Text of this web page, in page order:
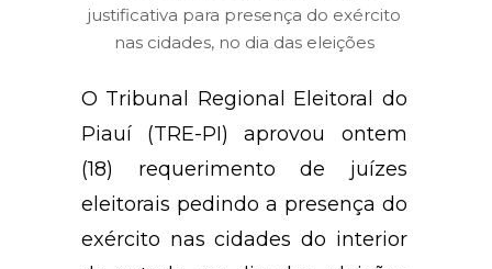
justificativa para presença do exército
nas cidades, no dia das eleições
O Tribunal Regional Eleitoral do
Piauí (TRE-PI) aprovou ontem
(18) requerimento de juízes
eleitorais pedindo a presença do
exército nas cidades do interior